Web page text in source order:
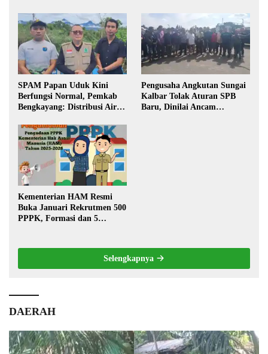
Pembangunan
SPAM Papan Uduk Kini
Berfungsi Normal, Pemkab
Bengkayang: Distribusi Air
Warga
Pengusaha Angkutan Sungai
Kalbar Tolak Aturan SPB
Baru, Dinilai Ancam
Kementerian HAM Resmi
Buka Januari Rekrutmen 500
PPPK, Formasi dan 5
Selengkapnya
DAERAH